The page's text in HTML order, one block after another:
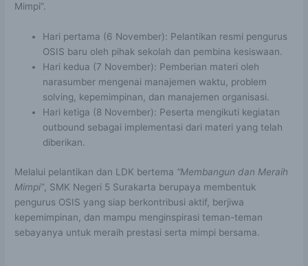
Mimpi”.
Hari pertama (6 November): Pelantikan resmi pengurus
OSIS baru oleh pihak sekolah dan pembina kesiswaan.
Hari kedua (7 November): Pemberian materi oleh
narasumber mengenai manajemen waktu, problem
solving, kepemimpinan, dan manajemen organisasi.
Hari ketiga (8 November): Peserta mengikuti kegiatan
outbound sebagai implementasi dari materi yang telah
diberikan.
Melalui pelantikan dan LDK bertema “Membangun dan Meraih
Mimpi”, SMK Negeri 5 Surakarta berupaya membentuk
pengurus OSIS yang siap berkontribusi aktif, berjiwa
kepemimpinan, dan mampu menginspirasi teman-teman
sebayanya untuk meraih prestasi serta mimpi bersama.